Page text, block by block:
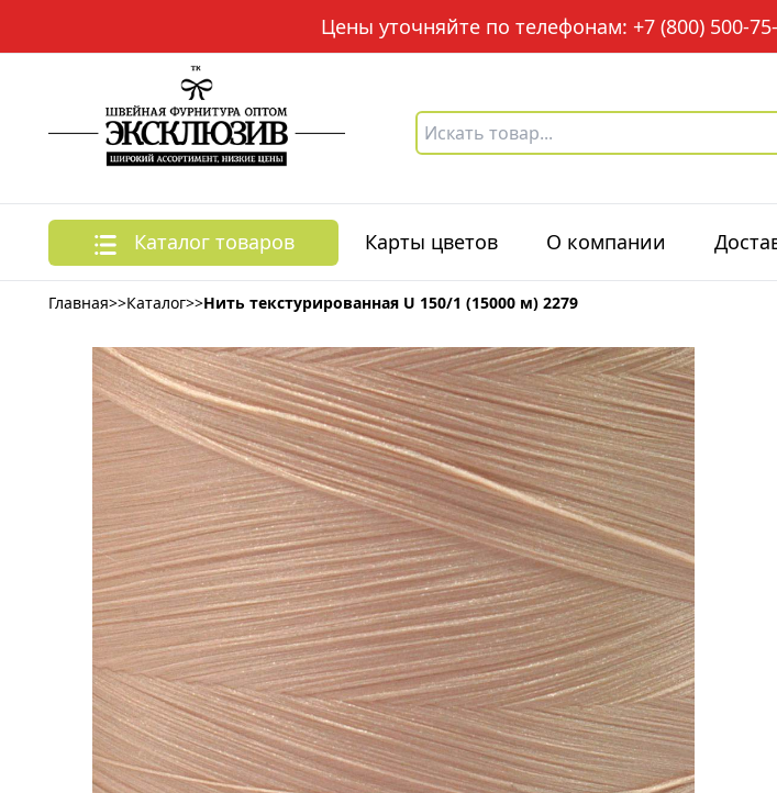
Цены уточняйте по телефонам: +7 (800) 500-
Каталог товаров Карты цветов О компании
Главная>>Каталог>>Нить текстурированная U 150/1 (15000 м) 2279